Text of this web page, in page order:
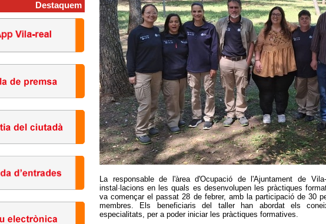
La responsable de l'àrea d'Ocupació de l'Ajuntament de
instal·lacions en les quals es desenvolupen les pràctiques
va començar el passat 28 de febrer, amb la participació de 30
membres. Els beneficiaris del taller han abordat els
especialitats, per a poder iniciar les pràctiques formatives.
Destaquem